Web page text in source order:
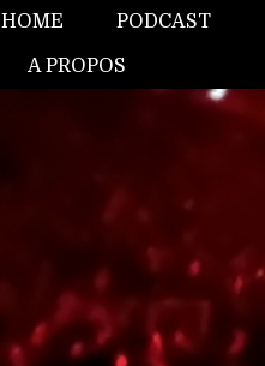
HOME PODCAST
A PROPOS